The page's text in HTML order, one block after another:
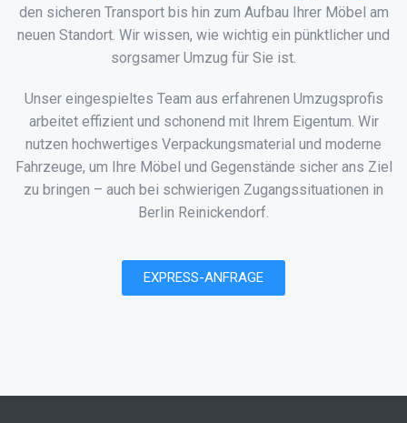
den sicheren Transport bis hin zum Aufbau Ihrer Möbel am
neuen Standort. Wir wissen, wie wichtig ein pünktlicher und
sorgsamer Umzug für Sie ist.
Unser eingespieltes Team aus erfahrenen Umzugsprofis
arbeitet effizient und schonend mit Ihrem Eigentum. Wir
nutzen hochwertiges Verpackungsmaterial und moderne
Fahrzeuge, um Ihre Möbel und Gegenstände sicher ans Ziel
zu bringen – auch bei schwierigen Zugangssituationen in
Berlin Reinickendorf.
EXPRESS-ANFRAGE